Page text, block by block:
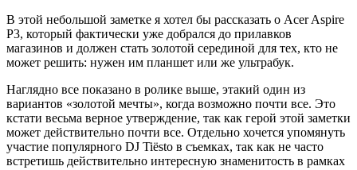
В этой небольшой заметке я хотел бы рассказать о Acer Aspire
P3, который фактически уже добрался до прилавков
магазинов и должен стать золотой серединой для тех, кто не
может решить: нужен им планшет или же ультрабук.
Наглядно все показано в ролике выше, этакий один из
вариантов «золотой мечты», когда возможно почти все. Это
кстати весьма верное утверждение, так как герой этой заметки
может действительно почти все. Отдельно хочется упомянуть
участие популярного DJ Tiësto в съемках, так как не часто
встретишь действительно интересную знаменитость в рамках